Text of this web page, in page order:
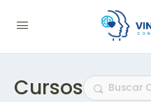
CursosBuscar